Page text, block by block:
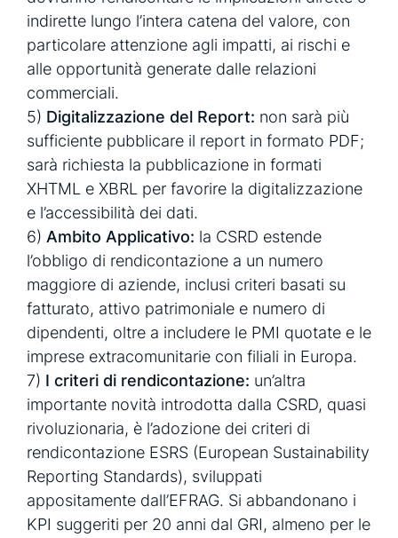
indirette lungo l’intera catena del valore, con
particolare attenzione agli impatti, ai rischi e
alle opportunità generate dalle relazioni
commerciali.
5) Digitalizzazione del Report: non sarà più
sufficiente pubblicare il report in formato PDF;
sarà richiesta la pubblicazione in formati
XHTML e XBRL per favorire la digitalizzazione
e l’accessibilità dei dati.
6) Ambito Applicativo: la CSRD estende
l’obbligo di rendicontazione a un numero
maggiore di aziende, inclusi criteri basati su
fatturato, attivo patrimoniale e numero di
dipendenti, oltre a includere le PMI quotate e le
imprese extracomunitarie con filiali in Europa.
7) I criteri di rendicontazione: un’altra
importante novità introdotta dalla CSRD, quasi
rivoluzionaria, è l’adozione dei criteri di
rendicontazione ESRS (European Sustainability
Reporting Standards), sviluppati
appositamente dall’EFRAG. Si abbandonano i
KPI suggeriti per 20 anni dal GRI, almeno per le